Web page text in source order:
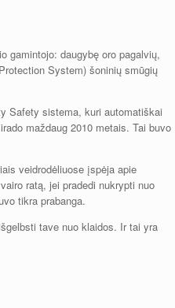
gamintojo: daugybę oro pagalvių,
System) šoninių smūgių
Safety sistema, kuri automatiškai
maždaug 2010 metais. Tai buvo
veidrodėliuose įspėja apie
ratą, jei pradedi nukrypti nuo
tikra prabanga.
tave nuo klaidos. Ir tai yra